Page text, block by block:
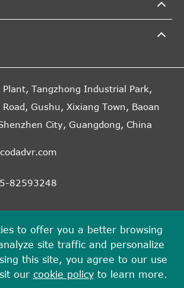
Plant, Tangzhong Industrial Park,
Road, Gushu, Xixiang Town, Baoan
City, Guangdong, China
82593248
Авторские права©
Technologies LimitedВсе права
защищены.
to offer you a better browsing
site traffic and personalize
this site, you agree to our use
our cookie policyto learn more.